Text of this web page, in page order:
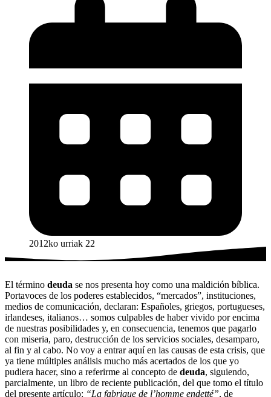
2012ko urriak 22
El término deuda se nos presenta hoy como una maldición bíblica.
Portavoces de los poderes establecidos, “mercados”, instituciones,
medios de comunicación, declaran: Españoles, griegos, portugueses,
irlandeses, italianos… somos culpables de haber vivido por encima
de nuestras posibilidades y, en consecuencia, tenemos que pagarlo
con miseria, paro, destrucción de los servicios sociales, desamparo,
al fin y al cabo. No voy a entrar aquí en las causas de esta crisis, que
ya tiene múltiples análisis mucho más acertados de los que yo
pudiera hacer, sino a referirme al concepto de deuda, siguiendo,
parcialmente, un libro de reciente publicación, del que tomo el título
del presente artículo: “La fabrique de l’homme endetté”, de